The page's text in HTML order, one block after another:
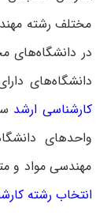
مختلف رشته
در دانشگاه‌های
دانشگاه‌های
کارشناسی ارشد
واحدهای
مهندسی مواد و
انتخاب رشته